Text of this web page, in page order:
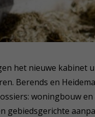
het nieuwe kabinet
Berends en
woningbouw
gebiedsgerichte